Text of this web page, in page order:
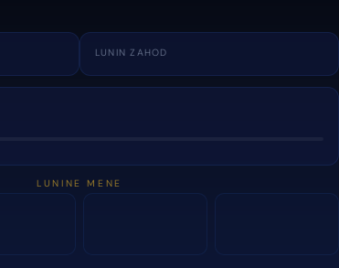
LUNIN ZAHOD
LUNINE MENE